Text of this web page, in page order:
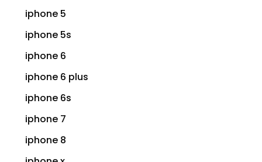
iphone 5
iphone 5s
iphone 6
iphone 6 plus
iphone 6s
iphone 7
iphone 8